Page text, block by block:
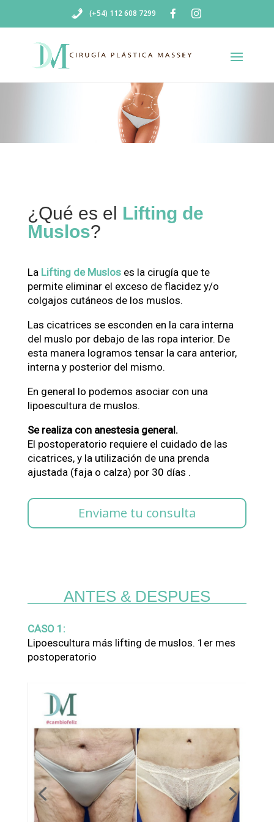
(+54) 112 608 7299
¿Qué es el Lifting de
Muslos?
La Lifting de Musloses la cirugía que te
permite eliminar el exceso de flacidez y/o
colgajos cutáneos de los muslos.
Las cicatrices se esconden en la cara interna
del muslo por debajo de las ropa interior. De
esta manera logramos tensar la cara anterior,
interna y posterior del mismo.
En general lo podemos asociar con una
lipoescultura de muslos.
Se realiza con anestesia general.
El postoperatorio requiere el cuidado de las
cicatrices, y la utilización de una prenda
ajustada (faja o calza) por 30 días .
Enviame tu consulta
ANTES & DESPUES
CASO 1:
Lipoescultura más lifting de muslos. 1er mes
postoperatorio